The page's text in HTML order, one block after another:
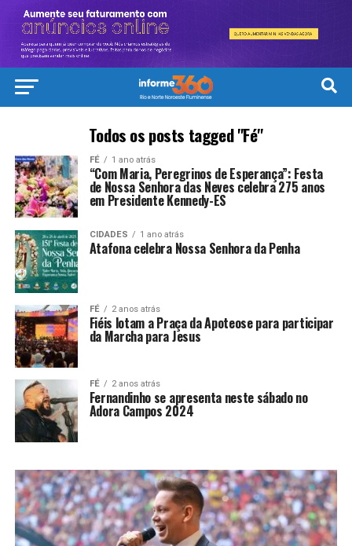
Todos os posts tagged "Fé"
FÉ 1 ano atrás
“Com Maria, Peregrinos de Esperança”: Festa
de Nossa Senhora das Neves celebra 275 anos
em Presidente Kennedy-ES
CIDADES 1 ano atrás
Atafona celebra Nossa Senhora da Penha
FÉ 2 anos atrás
Fiéis lotam a Praça da Apoteose para participar
da Marcha para Jesus
FÉ 2 anos atrás
Fernandinho se apresenta neste sábado no
Adora Campos 2024